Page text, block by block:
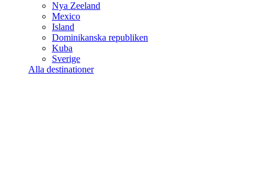
Nya Zeeland
Mexico
Island
Dominikanska republiken
Kuba
Sverige
Alla destinationer